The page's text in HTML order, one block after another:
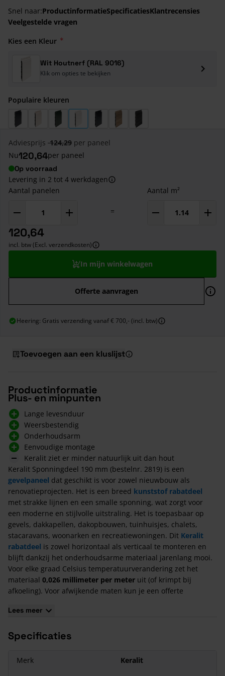
Snel naar:ProductinformatieSpecificatiesKlantrecensies
Veelgestelde vragen
Kies een Kleur
Wit Houtnerf (RAL 9016)
Klik om opties te bekijken
Populaire kleuren
Antraciet Houtnerf (RAL 7016)
Creme Houtnerf (RAL 9001)
Donkergroen Houtnerf (RAL 6009)
Wit Houtnerf (RAL 9016)
Zwartgrijs Houtnerf (RAL 7021)
Natuur Eiken Houtnerf
Zwart Eiken Houtnerf
Adviesprijs 124,29 per paneel
Nu120,64per paneel
Op voorraad
Levering in 2 tot 4 werkdagen
Aantal panelen
=
Aantal m²
120,64
incl. btw (Excl. verzendkosten)
In mijn winkelwagen
Offerte aanvragen
Heering: Gratis verzending vanaf € 700,- (incl. btw)
Toevoegen aan een kluslijst
Productinformatie
Plus- en minpunten
Lange levesnduur
Weersbestendig
Onderhoudsarm
Eenvoudige montage
Keralit ziet er minder natuurlijk uit dan hout
Keralit Sponningdeel 190 mm (bestelnr. 2819) is een
gevelpaneel dat geschikt is voor zowel nieuwbouw als
renovatieprojecten. Het is een breed kunststof rabatdeel
met strakke lijnen en een smalle sponning, wat zorgt voor
een moderne en stijlvolle uitstraling. Het is toepasbaar op
gevels, dakkapellen, dakopbouwen, tuinhuisjes, chalets,
stacaravans, woonarken en recreatiewoningen. Dit Keralit
rabatdeel is zowel horizontaal als verticaal te monteren en
blijft dankzij het onderhoudsarme materiaal jarenlang mooi.
Voor elke graad Celsius temperatuurverandering zet het
materiaal 0,026 millimeter per meter uit (of krimpt bij
afkoeling). Voor afwijkende maten kun je een offerte
Maak jouw gevelbekleding compleet met de
De voordelen
De toepassing van Keralit sponningdelen kent een groot
Lees meer
Specificaties
Merk
Keralit